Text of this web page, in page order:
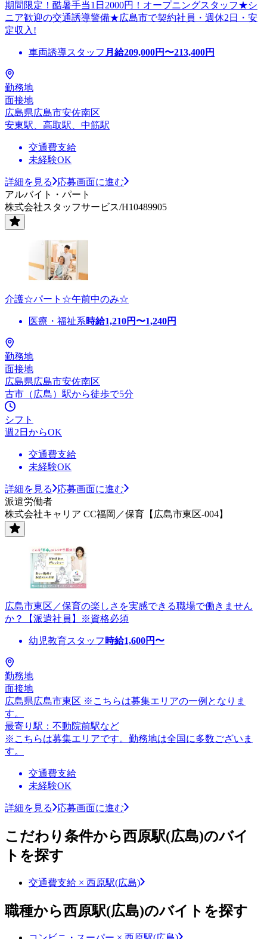
期間限定！酷暑手当1日2000円！オープニングスタッフ★シ
ニア歓迎の交通誘導警備★広島市で契約社員・週休2日・安
定収入!
車両誘導スタッフ 月給209,000円〜213,400円
勤務地
面接地
広島県広島市安佐南区
安東駅、高取駅、中筋駅
交通費支給
未経験OK
詳細を見る
応募画面に進む
アルバイト・パート
株式会社スタッフサービス/H10489905
介護☆パート☆午前中のみ☆
医療・福祉系時給1,210円〜1,240円
勤務地
面接地
広島県広島市安佐南区
古市（広島）駅から徒歩で5分
シフト
週2日からOK
交通費支給
未経験OK
詳細を見る
応募画面に進む
派遣労働者
株式会社キャリア CC福岡／保育【広島市東区-004】
広島市東区／保育の楽しさを実感できる職場で働きません
か？【派遣社員】※資格必須
幼児教育スタッフ 時給1,600円〜
勤務地
面接地
広島県広島市東区 ※こちらは募集エリアの一例となりま
す。
最寄り駅：不動院前駅など
※こちらは募集エリアです。勤務地は全国に多数ございま
す。
交通費支給
未経験OK
詳細を見る 応募画面に進む
こだわり条件から西原駅(広島)のバイ
トを探す
交通費支給 × 西原駅(広島)
職種から西原駅(広島)のバイトを探す